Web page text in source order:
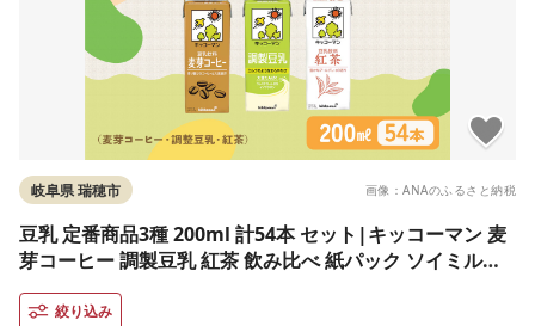
画像：ANAのふるさと納税
岐阜県 瑞穂市
豆乳 定番商品3種 200ml 計54本 セット|キッコーマン 麦
芽コーヒー 調製豆乳 紅茶 飲み比べ 紙パック ソイミルク
植物性ミルク 飲み物 飲料 ドリンク 豆乳コーヒー コレス
テロール ゼロ 200 健康 美容
絞り込み